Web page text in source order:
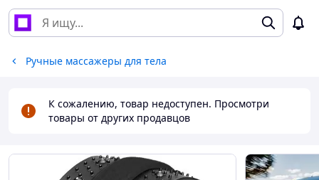
Ручные массажеры для тела
К сожалению, товар недоступен. Просмотри
товары от других продавцов